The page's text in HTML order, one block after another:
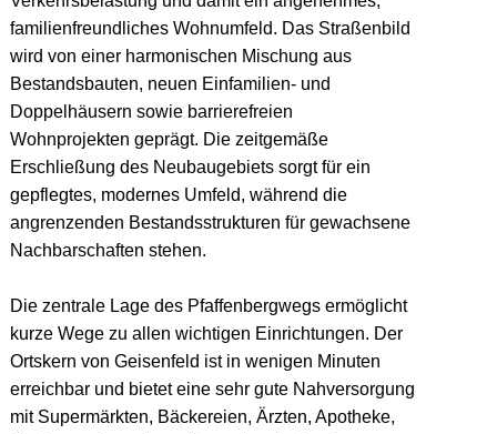
familienfreundliches Wohnumfeld. Das Straßenbild
wird von einer harmonischen Mischung aus
Bestandsbauten, neuen Einfamilien- und
Doppelhäusern sowie barrierefreien
Wohnprojekten geprägt. Die zeitgemäße
Erschließung des Neubaugebiets sorgt für ein
gepflegtes, modernes Umfeld, während die
angrenzenden Bestandsstrukturen für gewachsene
Nachbarschaften stehen.
Die zentrale Lage des Pfaffenbergwegs ermöglicht
kurze Wege zu allen wichtigen Einrichtungen. Der
Ortskern von Geisenfeld ist in wenigen Minuten
erreichbar und bietet eine sehr gute Nahversorgung
mit Supermärkten, Bäckereien, Ärzten, Apotheke,